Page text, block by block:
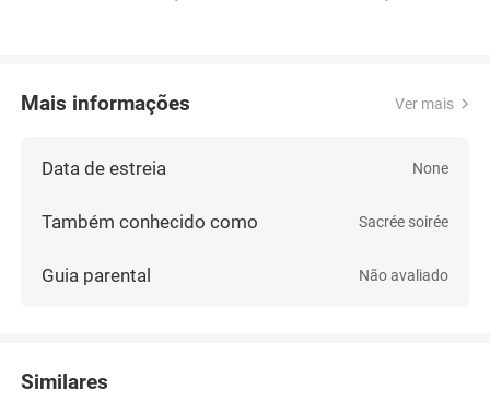
Mais informações Ver mais
Data de estreia None
Também conhecido como Sacrée soirée
Guia parental Não avaliado
Similares